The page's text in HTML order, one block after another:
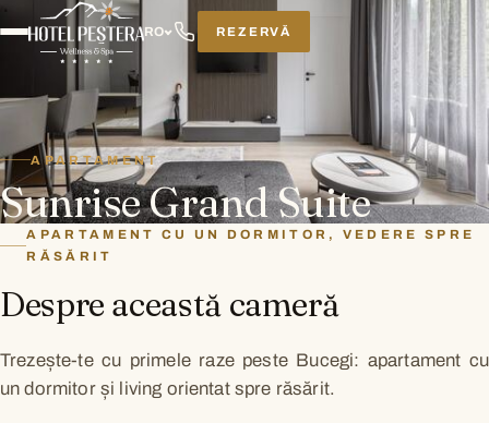
RO REZERVĂ
APARTAMENT
Sunrise Grand Suite
APARTAMENT CU UN DORMITOR, VEDERE SPRE
RĂSĂRIT
Despre această cameră
Trezește-te cu primele raze peste Bucegi: apartament cu
un dormitor și living orientat spre răsărit.